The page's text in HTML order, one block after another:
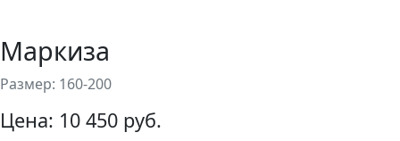
Маркиза
Размер: 160-200
Цена: 10 450 руб.